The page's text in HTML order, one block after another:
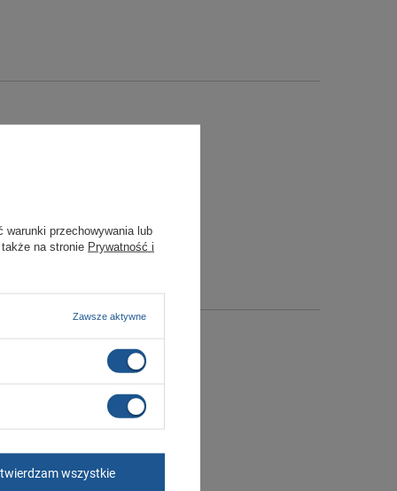
warunki przechowywania lub
na stronie Prywatność i
Zawsze aktywne
wszystkie